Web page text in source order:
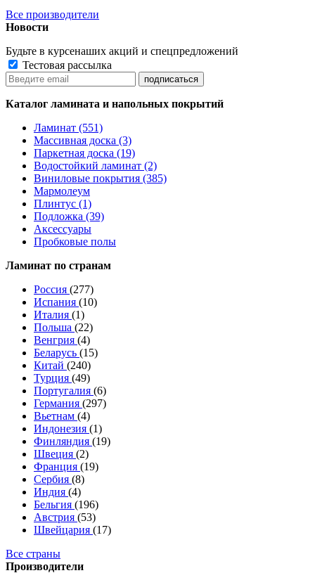
Все производители
Новости
Будьте в курсенаших акций и спецпредложений
Тестовая рассылка
Каталог ламината и напольных покрытий
Ламинат (551)
Массивная доска (3)
Паркетная доска (19)
Водостойкий ламинат (2)
Виниловые покрытия (385)
Мармолеум
Плинтус (1)
Подложка (39)
Аксессуары
Пробковые полы
Ламинат по странам
Россия (277)
Испания (10)
Италия (1)
Польша (22)
Венгрия (4)
Беларусь (15)
Китай (240)
Турция (49)
Португалия (6)
Германия (297)
Вьетнам (4)
Индонезия (1)
Финляндия (19)
Швеция (2)
Франция (19)
Сербия (8)
Индия (4)
Бельгия (196)
Австрия (53)
Швейцария (17)
Все страны
Производители